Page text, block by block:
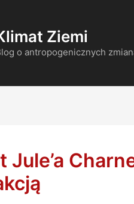
Ziemi
o antropogenicznych
Jule’a